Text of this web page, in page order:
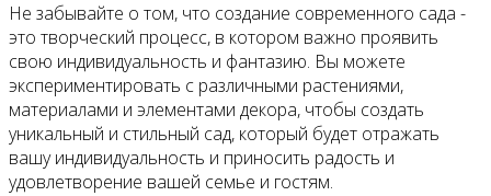
Не забывайте о том, что создание современного сада -
это творческий процесс, в котором важно проявить
свою индивидуальность и фантазию. Вы можете
экспериментировать с различными растениями,
материалами и элементами декора, чтобы создать
уникальный и стильный сад, который будет отражать
вашу индивидуальность и приносить радость и
удовлетворение вашей семье и гостям.